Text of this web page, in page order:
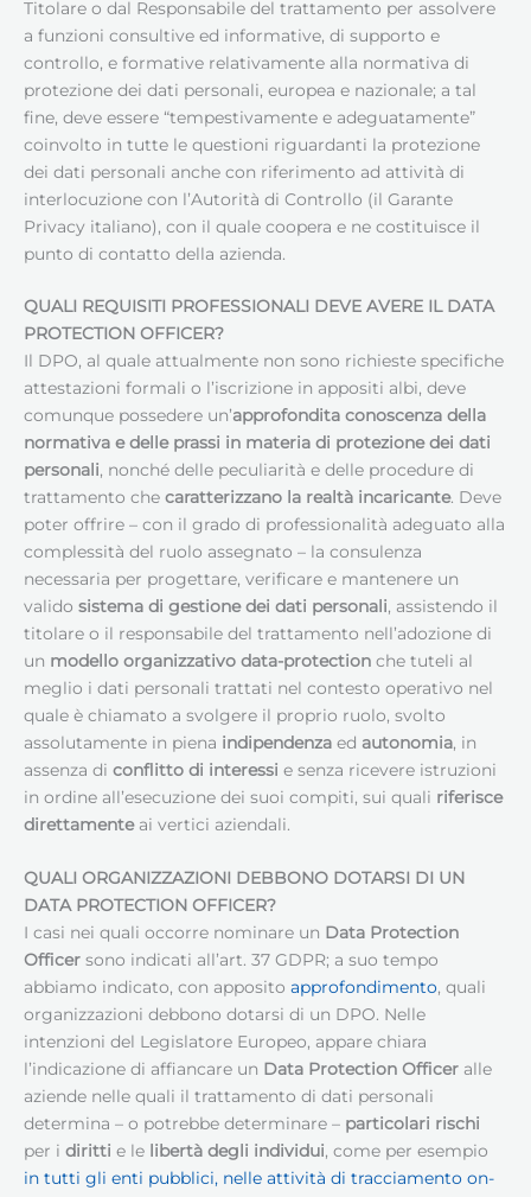
Titolare o dal Responsabile del trattamento per assolvere
a funzioni consultive ed informative, di supporto e
controllo, e formative relativamente alla normativa di
protezione dei dati personali, europea e nazionale; a tal
fine, deve essere “tempestivamente e adeguatamente”
coinvolto in tutte le questioni riguardanti la protezione
dei dati personali anche con riferimento ad attività di
interlocuzione con l’Autorità di Controllo (il Garante
Privacy italiano), con il quale coopera e ne costituisce il
punto di contatto della azienda.
QUALI REQUISITI PROFESSIONALI DEVE AVERE IL DATA
PROTECTION OFFICER?
Il DPO, al quale attualmente non sono richieste specifiche
attestazioni formali o l’iscrizione in appositi albi, deve
comunque possedere un’approfondita conoscenza della
normativa e delle prassi in materia di protezione dei dati
personali, nonché delle peculiarità e delle procedure di
trattamento che caratterizzano la realtà incaricante. Deve
poter offrire – con il grado di professionalità adeguato alla
complessità del ruolo assegnato – la consulenza
necessaria per progettare, verificare e mantenere un
valido sistema di gestione dei dati personali, assistendo il
titolare o il responsabile del trattamento nell’adozione di
un modello organizzativo data-protection che tuteli al
meglio i dati personali trattati nel contesto operativo nel
quale è chiamato a svolgere il proprio ruolo, svolto
assolutamente in piena indipendenza ed autonomia, in
assenza di conflitto di interessi e senza ricevere istruzioni
in ordine all’esecuzione dei suoi compiti, sui quali riferisce
direttamenteai vertici aziendali.
QUALI ORGANIZZAZIONI DEBBONO DOTARSI DI UN
DATA PROTECTION OFFICER?
I casi nei quali occorre nominare un Data Protection
Officer sono indicati all’art. 37 GDPR; a suo tempo
abbiamo indicato, con apposito approfondimento, quali
organizzazioni debbono dotarsi di un DPO. Nelle
intenzioni del Legislatore Europeo, appare chiara
l’indicazione di affiancare un Data Protection Officer alle
aziende nelle quali il trattamento di dati personali
determina – o potrebbe determinare – particolari rischi
per i diritti e le libertà degli individui, come per esempio
in tutti gli enti pubblici, nelle attività di tracciamento on-